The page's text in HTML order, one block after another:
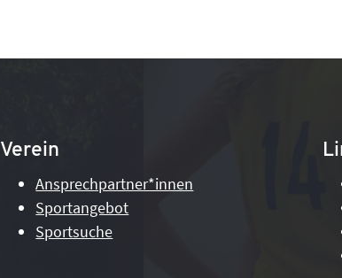
Verein
Ansprechpartner*innen
Sportangebot
Sportsuche